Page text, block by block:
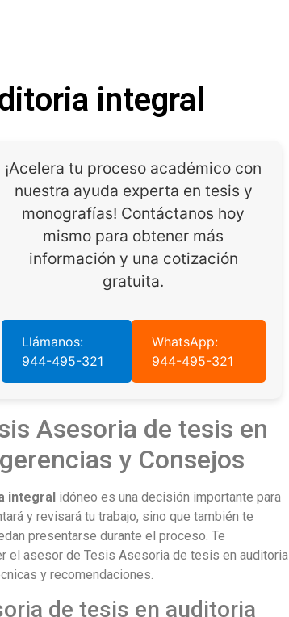
integral
¡Acelera tu proceso académico con
nuestra ayuda experta en tesis y
monografías! Contáctanos hoy
mismo para obtener más
información y una cotización
gratuita.
Llámanos:
944-495-321
WhatsApp:
944-495-321
Asesoria de tesis en
y Consejos
integral idóneo es una decisión importante para
y revisará tu trabajo, sino que también te
presentarse durante el proceso. Te
el asesor de Tesis Asesoria de tesis en auditoria
y recomendaciones.
de tesis en auditoria